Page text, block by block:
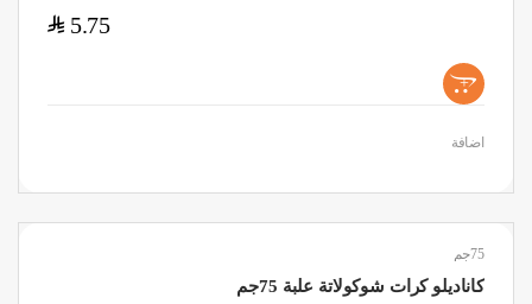
5.75
$
+
اضافة
75جم
كاناديلو كرات شوكولاتة علبة 75جم